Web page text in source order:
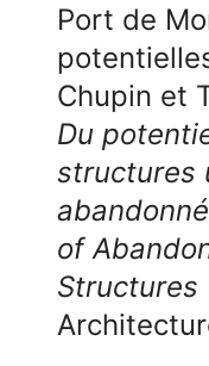
Port de
Chupin et
Du
structures
of
Structures